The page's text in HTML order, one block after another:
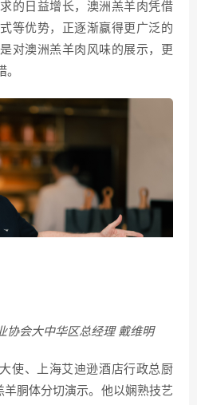
的日益增长，澳洲羔羊肉凭借
等优势，正逐渐赢得更广泛的
对澳洲羔羊肉风味的展示，更
协会大中华区总经理 戴维明
使、上海艾迪逊酒店行政总厨
羊胴体分切演示。他以娴熟技艺